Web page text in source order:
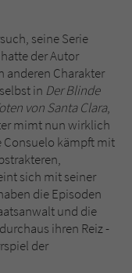
seine Serie
der Autor
anderen Charakter
in Der Blinde
von Santa Clara,
mimt nun wirklich
Consuelo kämpft mit
sich mit seiner
die Episoden
und die
ihren Reiz -
der